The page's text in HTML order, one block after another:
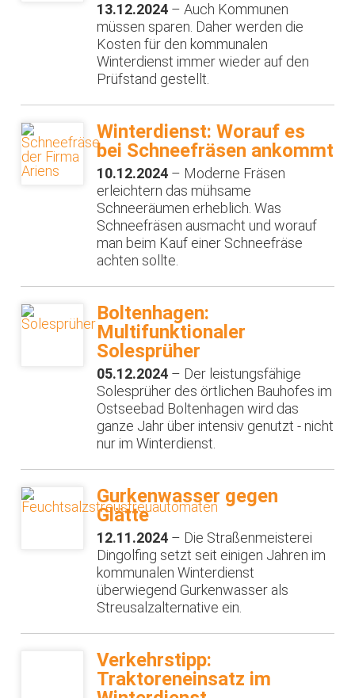
13.12.2024 – Auch Kommunen
müssen sparen. Daher werden die
Kosten für den kommunalen
Winterdienst immer wieder auf den
Prüfstand gestellt.
Winterdienst: Worauf es
bei Schneefräsen ankommt
10.12.2024 – Moderne Fräsen
erleichtern das mühsame
Schneeräumen erheblich. Was
Schneefräsen ausmacht und worauf
man beim Kauf einer Schneefräse
achten sollte.
Boltenhagen:
Multifunktionaler
Solesprüher
05.12.2024 – Der leistungsfähige
Solesprüher des örtlichen Bauhofes im
Ostseebad Boltenhagen wird das
ganze Jahr über intensiv genutzt - nicht
nur im Winterdienst.
Gurkenwasser gegen
Glätte
12.11.2024 – Die Straßenmeisterei
Dingolfing setzt seit einigen Jahren im
kommunalen Winterdienst
überwiegend Gurkenwasser als
Streusalzalternative ein.
Verkehrstipp:
Traktoreneinsatz im